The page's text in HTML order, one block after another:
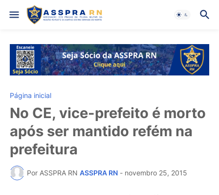
Página inicial
No CE, vice-prefeito é morto
após ser mantido refém na
prefeitura
Por ASSPRA RN ASSPRA RN - novembro 25, 2015